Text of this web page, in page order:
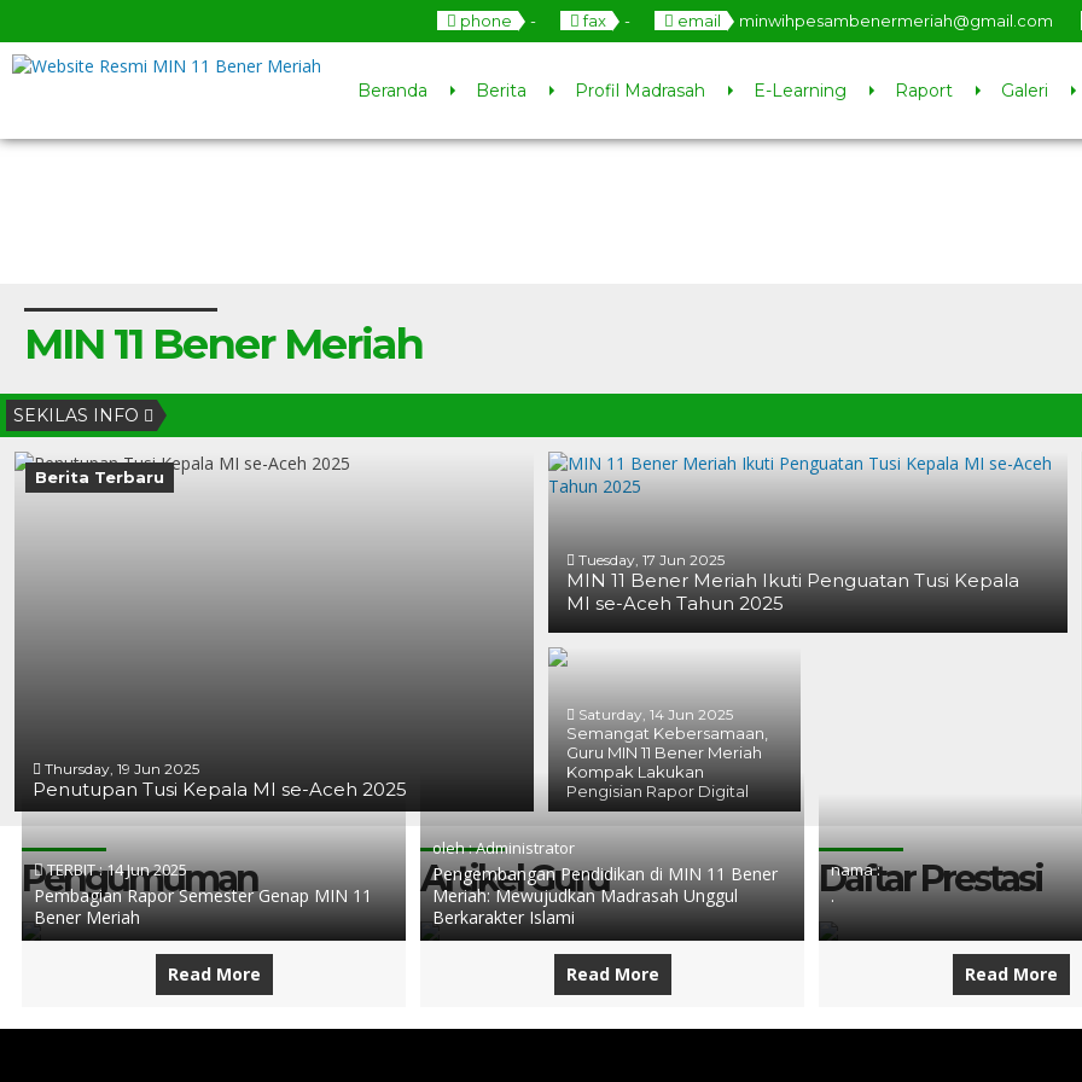
phone - fax - email minwihpesambenermeriah@gmail.com
Beranda Berita Profil Madrasah E-Learning Raport Galeri
MIN 11 Bener Meriah
SEKILAS INFO
Berita Terbaru
Thursday, 19 Jun 2025
Penutupan Tusi Kepala MI se-Aceh 2025
Tuesday, 17 Jun 2025
MIN 11 Bener Meriah Ikuti Penguatan Tusi Kepala
MI se-Aceh Tahun 2025
Saturday, 14 Jun 2025
Semangat Kebersamaan,
Guru MIN 11 Bener Meriah
Kompak Lakukan
Pengisian Rapor Digital
Pengumuman
TERBIT :14 Jun 2025
Pembagian Rapor Semester Genap MIN 11
Bener Meriah
Read More
Artikel Guru
oleh : Administrator
Pengembangan Pendidikan di MIN 11 Bener
Meriah: Mewujudkan Madrasah Unggul
Berkarakter Islami
Read More
Daftar Prestasi
nama :
.
Read More